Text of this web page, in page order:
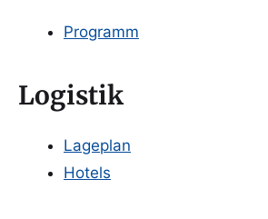
Programm
Logistik
Lageplan
Hotels